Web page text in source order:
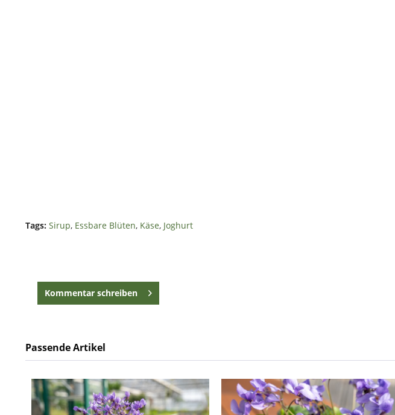
Tags: Sirup, Essbare Blüten, Käse, Joghurt
Kommentar schreiben
Passende Artikel